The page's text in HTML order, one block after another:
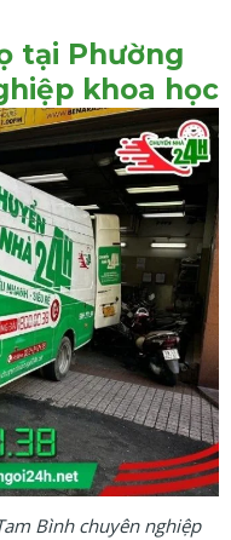
tại Phường
khoa học
Bình chuyên nghiệp